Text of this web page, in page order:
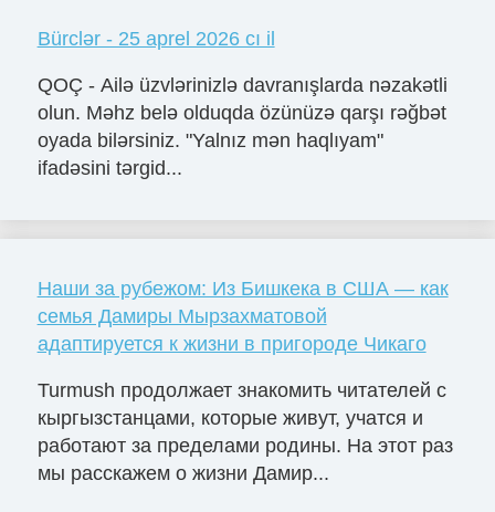
Bürclər - 25 aprel 2026 cı il
QOÇ - Ailə üzvlərinizlə davranışlarda nəzakətli
olun. Məhz belə olduqda özünüzə qarşı rəğbət
oyada bilərsiniz. "Yalnız mən haqlıyam"
ifadəsini tərgid...
Наши за рубежом: Из Бишкека в США — как
семья Дамиры Мырзахматовой
адаптируется к жизни в пригороде Чикаго
Turmush продолжает знакомить читателей с
кыргызстанцами, которые живут, учатся и
работают за пределами родины. На этот раз
мы расскажем о жизни Дамир...